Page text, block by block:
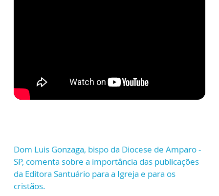
Dom Luis Gonzaga, bispo da Diocese de Amparo -
SP, comenta sobre a importância das publicações
da Editora Santuário para a Igreja e para os
cristãos.